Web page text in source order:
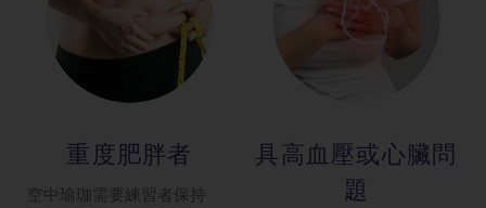
重度肥胖者
空中瑜珈需要練習者保持
具高血壓或心臟問
題